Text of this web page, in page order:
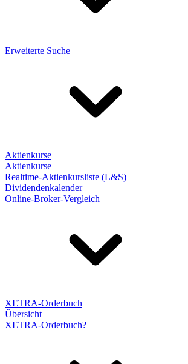
Erweiterte Suche
Aktienkurse
Aktienkurse
Realtime-Aktienkursliste (L&S)
Dividendenkalender
Online-Broker-Vergleich
XETRA-Orderbuch
Übersicht
XETRA-Orderbuch?